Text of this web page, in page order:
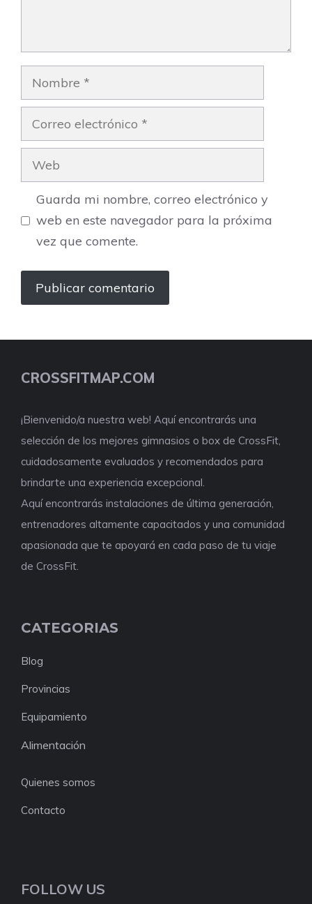
Nombre
Correo
electrónico
Web
Guarda mi nombre, correo electrónico y
web en este navegador para la próxima
vez que comente.
CROSSFITMAP.COM
¡Bienvenido/a nuestra web! Aquí encontrarás una
selección de los mejores gimnasios o box de CrossFit,
cuidadosamente evaluados y recomendados para
brindarte una experiencia excepcional.
Aquí encontrarás instalaciones de última generación,
entrenadores altamente capacitados y una comunidad
apasionada que te apoyará en cada paso de tu viaje
de CrossFit.
CATEGORIAS
Blog
Provincias
Equipamiento
Alimentación
Quienes somos
Contacto
FOLLOW US